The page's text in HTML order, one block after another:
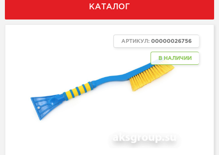
КАТАЛОГ
В НАЛИЧИИ
АРТИКУЛ: 00000026756